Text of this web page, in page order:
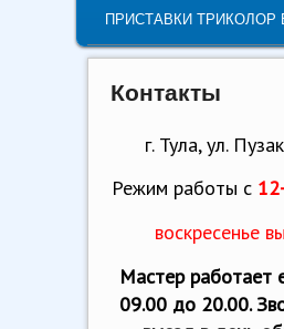
ПРИСТАВКИ ТРИКОЛОР
Контакты
г. Тула, ул.
Режим работы с
воскресенье
Мастер работает
09.00 до 20.00.